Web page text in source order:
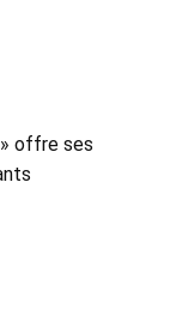
» offre ses